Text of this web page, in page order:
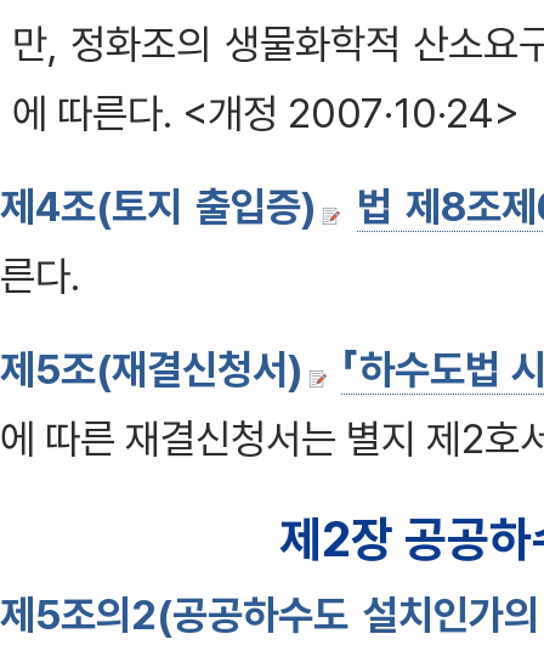
만, 정화조의 생물화학적 산소
에 따른다. <개정 2007·10·24>
제4조(토지 출입증)
법 제8조
른다.
제5조(재결신청서)
「하수도법
에 따른 재결신청서는 별지 제2호
제2장 공공
제5조의2(공공하수도 설치인가